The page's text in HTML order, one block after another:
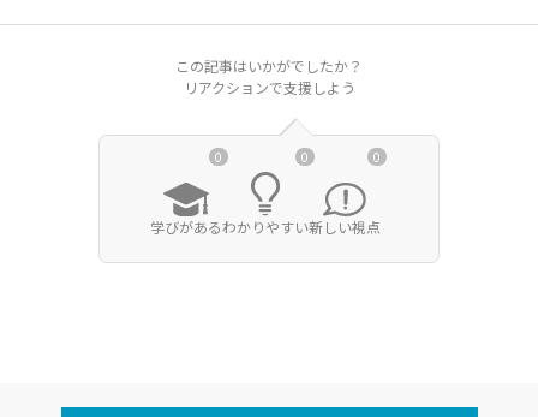
この記事はいかがでしたか？
リアクションで支援しよう
0
学びがある
0
わかりやすい
0
新しい視点